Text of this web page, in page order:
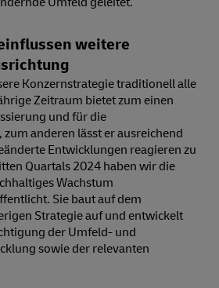
weitere
Konzernstrategie traditionell alle
Zeitraum bietet zum einen
und für die
anderen lässt er ausreichend
Entwicklungen reagieren zu
Quartals 2024 haben wir die
Wachstum
Sie baut auf dem
Strategie auf und entwickelt
der Umfeld- und
sowie der relevanten